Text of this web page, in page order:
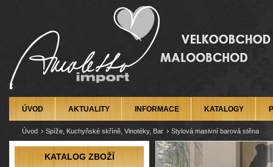
ÚVOD AKTUALITY INFORMACE KATALOGY
Úvod Spíže, Kuchyňské skříně, Vinotéky, Bar Stylová masivní barová stěna
KATALOG ZBOŽÍ